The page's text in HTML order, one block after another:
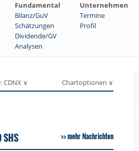
Fundamental Unternehmen
Bilanz/GuV Termine
Schätzungen Profil
Dividende/GV
Analysen
CDNX ∨ Chartoptionen ∨
SHS mehr Nachrichten